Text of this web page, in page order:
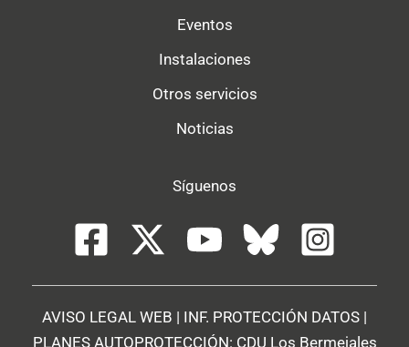
Eventos
Instalaciones
Otros servicios
Noticias
Síguenos
AVISO LEGAL WEB | INF. PROTECCIÓN DATOS |
PLANES AUTOPROTECCIÓN: CDU Los Bermejales